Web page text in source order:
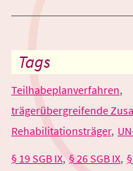
Tags
Teilhabeplanverfahren
trägerübergreifende
Rehabilitationsträger
§ 19 SGB IX § 26 SGB IX